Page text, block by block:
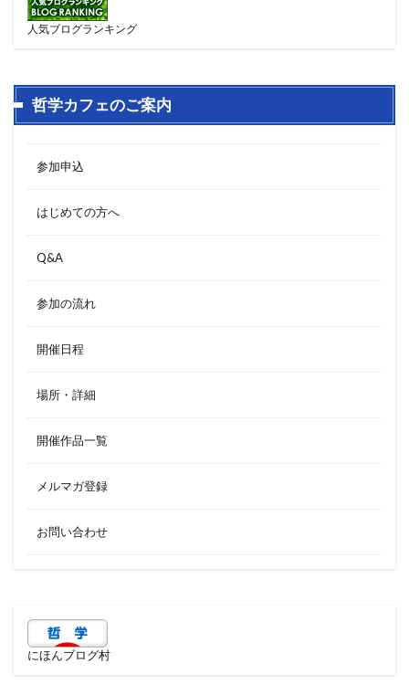
人気ブログランキング
哲学カフェのご案内
参加申込
はじめての方へ
Q&A
参加の流れ
開催日程
場所・詳細
開催作品一覧
メルマガ登録
お問い合わせ
にほんブログ村